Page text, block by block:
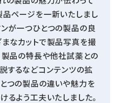
品ページを一新いたしまし
が一つひとつの製品の良
まなカットで製品写真を撮
製品の特長や他社試薬との
するなどコンテンツの拡
つの製品の違いや魅力を
るよう工夫いたしました。